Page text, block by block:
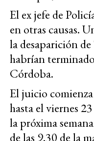
El ex jefe de
en otras causas.
la desaparición
habrían
Córdoba.
El juicio
hasta el viernes
la próxima
de las 9.30 de la